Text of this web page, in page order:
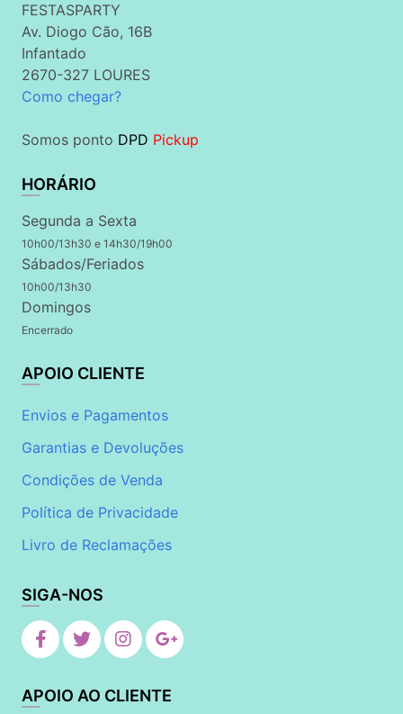
FESTASPARTY
Av. Diogo Cão, 16B
Infantado
2670-327 LOURES
Como chegar?
Somos ponto DPD Pickup
HORÁRIO
Segunda a Sexta
10h00/13h30 e 14h30/19h00
Sábados/Feriados
10h00/13h30
Domingos
Encerrado
APOIO CLIENTE
Envios e Pagamentos
Garantias e Devoluções
Condições de Venda
Política de Privacidade
Livro de Reclamações
SIGA-NOS
APOIO AO CLIENTE